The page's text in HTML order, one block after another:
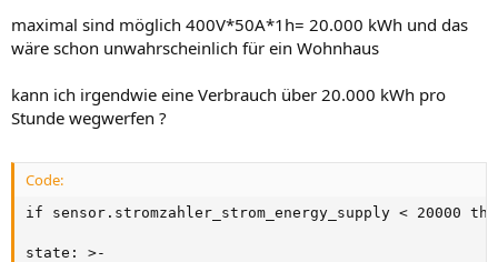
maximal sind möglich 400V*50A*1h= 20.000 kWh und das
wäre schon unwahrscheinlich für ein Wohnhaus
kann ich irgendwie eine Verbrauch über 20.000 kWh pro
Stunde wegwerfen ?
Code:
if sensor.stromzahler_strom_energy_supply < 20000
state: >-